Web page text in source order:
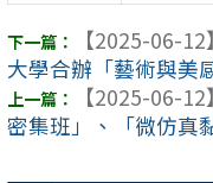
【2025-06-12】
大學合辦「藝術與美
【2025-06-12】
密集班」、「微仿真